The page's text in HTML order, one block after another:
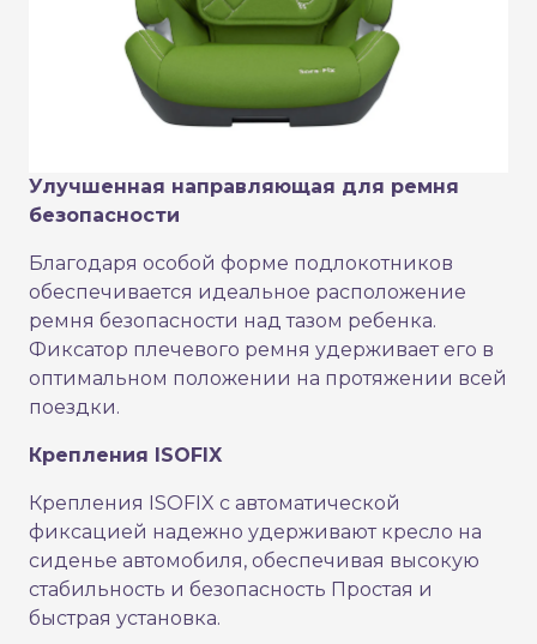
Улучшенная направляющая для ремня
безопасности
Благодаря особой форме подлокотников
обеспечивается идеальное расположение
ремня безопасности над тазом ребенка.
Фиксатор плечевого ремня удерживает его в
оптимальном положении на протяжении всей
поездки.
Крепления ISOFIX
Крепления ISOFIX с автоматической
фиксацией надежно удерживают кресло на
сиденье автомобиля, обеспечивая высокую
стабильность и безопасность Простая и
быстрая установка.